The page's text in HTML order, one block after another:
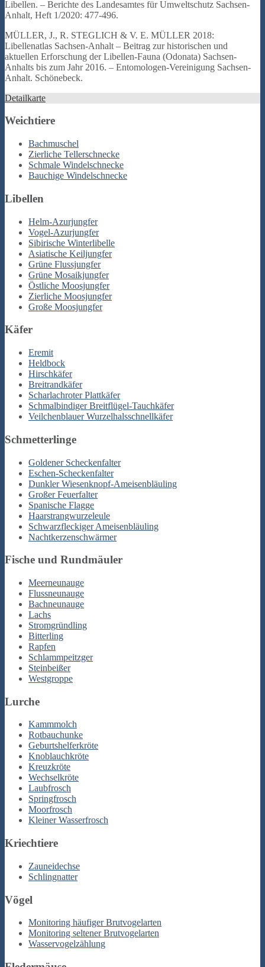
Libellen. – Berichte des Landesamtes für Umweltschutz Sachsen-
Anhalt, Heft 1/2020: 477-496.
MÜLLER, J., R. STEGLICH & V. E. MÜLLER 2018:
Libellenatlas Sachsen-Anhalt – Beitrag zur historischen und
aktuellen Erforschung der Libellen-Fauna (Odonata) Sachsen-
Anhalts bis zum Jahr 2016. – Entomologen-Vereinigung Sachsen-
Anhalt. Schönebeck.
Detailkarte
Weichtiere
Bachmuschel
Zierliche Tellerschnecke
Schmale Windelschnecke
Bauchige Windelschnecke
Libellen
Helm-Azurjungfer
Vogel-Azurjungfer
Sibirische Winterlibelle
Asiatische Keiljungfer
Grüne Flussjungfer
Grüne Mosaikjungfer
Östliche Moosjungfer
Zierliche Moosjungfer
Große Moosjungfer
Käfer
Eremit
Heldbock
Hirschkäfer
Breitrandkäfer
Scharlachroter Plattkäfer
Schmalbindiger Breitflügel-Tauchkäfer
Veilchenblauer Wurzelhalsschnellkäfer
Schmetterlinge
Goldener Scheckenfalter
Eschen-Scheckenfalter
Dunkler Wiesenknopf-Ameisenbläuling
Großer Feuerfalter
Spanische Flagge
Haarstrangwurzeleule
Schwarzfleckiger Ameisenbläuling
Nachtkerzenschwärmer
Fische und Rundmäuler
Meerneunauge
Flussneunauge
Bachneunauge
Lachs
Stromgründling
Bitterling
Rapfen
Schlammpeitzger
Steinbeißer
Westgroppe
Lurche
Kammmolch
Rotbauchunke
Geburtshelferkröte
Knoblauchkröte
Kreuzkröte
Wechselkröte
Laubfrosch
Springfrosch
Moorfrosch
Kleiner Wasserfrosch
Kriechtiere
Zauneidechse
Schlingnatter
Vögel
Monitoring häufiger Brutvogelarten
Monitoring seltener Brutvogelarten
Wasservogelzählung